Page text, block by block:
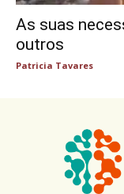
As suas
outros
Patricia Tavares